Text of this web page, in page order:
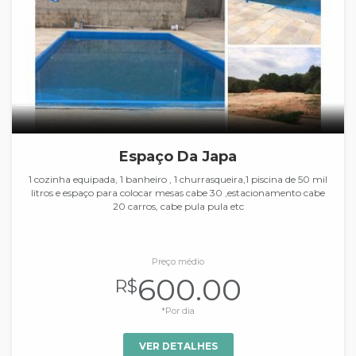
Espaço Da Japa
1 cozinha equipada, 1 banheiro , 1 churrasqueira,1 piscina de 50 mil
litros e espaço para colocar mesas cabe 30 ,estacionamento cabe
20 carros, cabe pula pula etc
Preço médio
R$600.00
*Por dia
VER DETALHES